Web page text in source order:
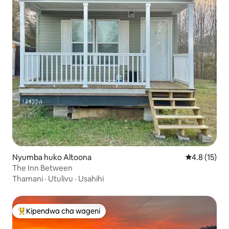
Nyumba huko Altoona Ukadiriaji
4.8 (15)
The Inn Between
Thamani · Utulivu · Usahihi
Kipendwa maarufu cha wageni
Kipendwa cha wageni